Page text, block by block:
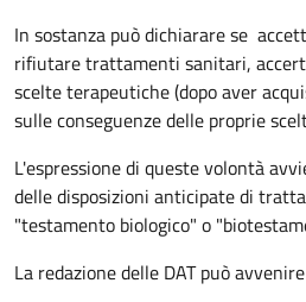
In sostanza può dichiarare se
rifiutare trattamenti sanitari,
scelte terapeutiche (dopo aver
sulle conseguenze delle proprie
L'espressione di queste volontà
delle disposizioni anticipate di
"testamento biologico" o
La redazione delle DAT può